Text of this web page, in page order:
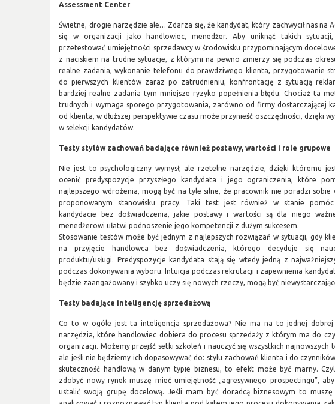
Assessment Center
Świetne, drogie narzędzie ale… Zdarza się, że kandydat, który zachwycił nas na
się w organizacji jako handlowiec, menedżer. Aby uniknąć takich
przetestować umiejętności sprzedawcy w środowisku przypominającym
z naciskiem na trudne sytuacje, z którymi na pewno zmierzy się podczas
realne zadania, wykonanie telefonu do prawdziwego klienta, przygotowanie
do pierwszych klientów zaraz po zatrudnieniu, konfrontację z sytuacją
bardziej realne zadania tym mniejsze ryzyko popełnienia błędu. Chociaż ta
trudnych i wymaga sporego przygotowania, zarówno od firmy dostarczającej
od klienta, w dłuższej perspektywie czasu może przynieść oszczędności, dzięki
w selekcji kandydatów.
Testy stylów zachowań badające również postawy, wartości i role grupowe
Nie jest to psychologiczny wymysł, ale rzetelne narzędzie, dzięki któremu
ocenić predyspozycje przyszłego kandydata i jego ograniczenia, które
najlepszego wdrożenia, mogą być na tyle silne, że pracownik nie poradzi sobie
proponowanym stanowisku pracy. Taki test jest również w stanie
kandydacie bez doświadczenia, jakie postawy i wartości są dla niego
menedżerowi ułatwi podnoszenie jego kompetencji z dużym sukcesem.
Stosowanie testów może być jednym z najlepszych rozwiązań w sytuacji, gdy
na przyjęcie handlowca bez doświadczenia, którego decyduje się
produktu/usługi. Predyspozycje kandydata stają się wtedy jedną z
podczas dokonywania wyboru. Intuicja podczas rekrutacji i zapewnienia
będzie zaangażowany i szybko uczy się nowych rzeczy, mogą być
Testy badające inteligencję sprzedażową
Co to w ogóle jest ta inteligencja sprzedażowa? Nie ma na to jednej
narzędzia, które handlowiec dobiera do procesu sprzedaży z którym ma do
organizacji. Możemy przejść setki szkoleń i nauczyć się wszystkich najnowszych
ale jeśli nie będziemy ich dopasowywać do: stylu zachowań klienta i do
skuteczność handlową w danym typie biznesu, to efekt może być marny.
zdobyć nowy rynek muszę mieć umiejętność „agresywnego prospectingu”,
ustalić swoją grupę docelową. Jeśli mam być doradcą biznesowym to muszę